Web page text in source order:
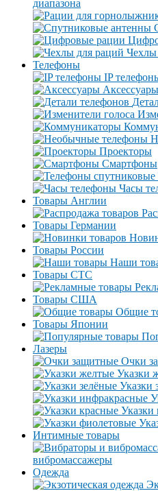
диапазона
Чехлы
Телефоны
IP
Аксессуары
Проекторы
Смартфоны
Часы
Товары Англии
Товары Германии
Товары России
Наши
Товары СТС
Товары США
Общие
Товары Японии
Лазеры
Очки
Указки
Указки
Указки
Интимные товары
вибромассажеры
Одежда